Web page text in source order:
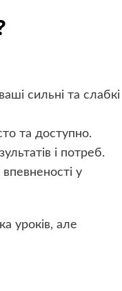
сильні та слабкі
та доступно.
і потреб.
у
уроків, але